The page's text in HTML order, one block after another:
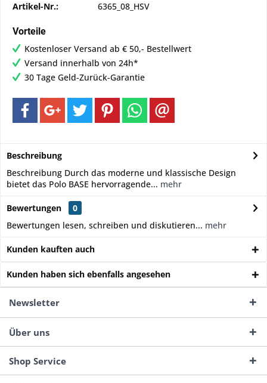
Artikel-Nr.: 6365_08_HSV
Vorteile
Kostenloser Versand ab € 50,- Bestellwert
Versand innerhalb von 24h*
30 Tage Geld-Zurück-Garantie
Beschreibung
Beschreibung Durch das moderne und klassische Design
bietet das Polo BASE hervorragende... mehr
Bewertungen
0
Bewertungen lesen, schreiben und diskutieren... mehr
Kunden kauften auch
Kunden haben sich ebenfalls angesehen
Newsletter
Über uns
Shop Service